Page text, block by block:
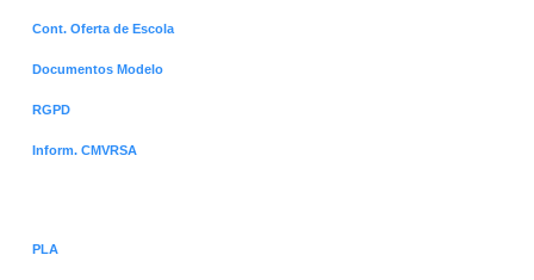
Cont. Oferta de Escola
Documentos Modelo
RGPD
Inform. CMVRSA
PLA